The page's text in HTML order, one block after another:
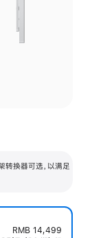
换器可选，以满足
RMB 14,499